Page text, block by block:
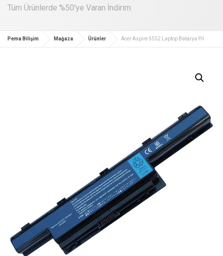
Tüm Ürünlerde %50'ye Varan İndirim
Pema Bilişim Mağaza Ürünler Acer Aspire 5552 Laptop Batarya Pil